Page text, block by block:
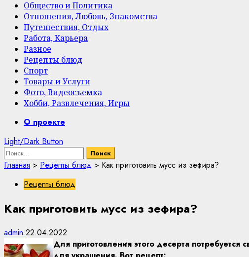
Общество и Политика
Отношения, Любовь, Знакомства
Путешествия, Отдых
Работа, Карьера
Разное
Рецепты блюд
Спорт
Товары и Услуги
Фото, Видеосъемка
Хобби, Развлечения, Игры
PrimaryО проекте
Light/Dark Button
Найти:
Главная > Рецепты блюд > Как приготовить мусс из зефира?
Рецепты блюд
Как приготовить мусс из зефира?
admin 22.04.2022
Для приготовления этого десерта